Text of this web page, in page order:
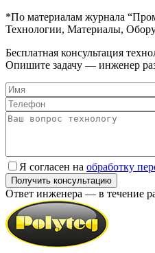
*По материалам журнала
Технологии, Материалы,
Бесплатная консультация
Опишите задачу — инженер
Я согласен на обработку
Ответ инженера — в течение